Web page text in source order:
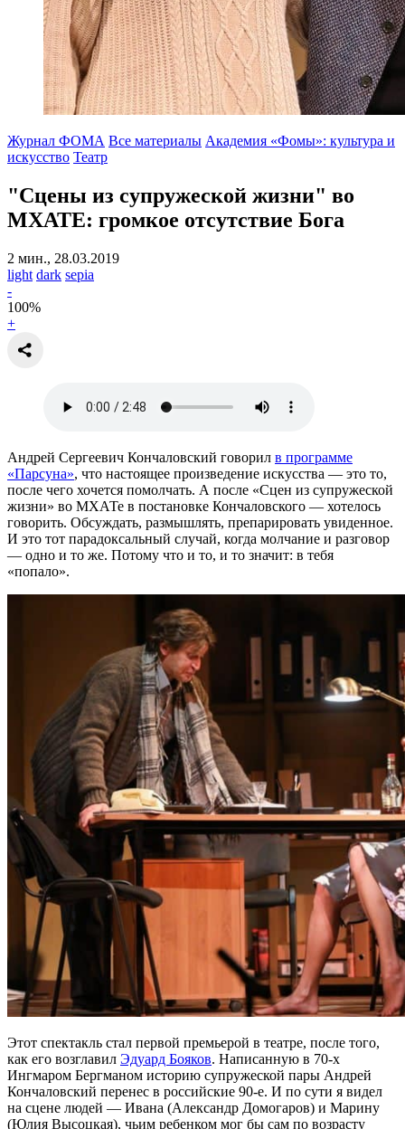
Журнал ФОМА Все материалы Академия «Фомы»: культура и
искусство Театр
"Сцены из супружеской жизни" во
МХАТЕ: громкое отсутствие Бога
2 мин., 28.03.2019
light dark sepia
-
100%
+
Андрей Сергеевич Кончаловский говорил в программе
«Парсуна», что настоящее произведение искусства — это то,
после чего хочется помолчать. А после «Сцен из супружеской
жизни» во МХАТе в постановке Кончаловского — хотелось
говорить. Обсуждать, размышлять, препарировать увиденное.
И это тот парадоксальный случай, когда молчание и разговор
— одно и то же. Потому что и то, и то значит: в тебя
«попало».
Этот спектакль стал первой премьерой в театре, после того,
как его возглавил Эдуард Бояков. Написанную в 70-х
Ингмаром Бергманом историю супружеской пары Андрей
Кончаловский перенес в российские 90-е. И по сути я видел
на сцене людей — Ивана (Александр Домогаров) и Марину
(Юлия Высоцкая), чьим ребенком мог бы сам по возрасту